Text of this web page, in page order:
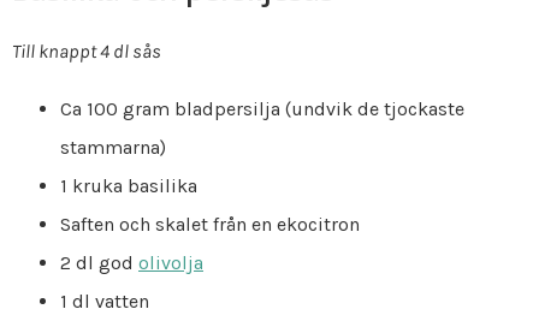
Till knappt 4 dl sås
Ca 100 gram bladpersilja (undvik de tjockaste
stammarna)
1 kruka basilika
Saften och skalet från en ekocitron
2 dl god olivolja
1 dl vatten